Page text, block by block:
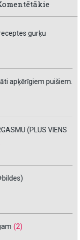
gurķu
apķērīgiem puišiem.
(PLUS VIENS
(2)